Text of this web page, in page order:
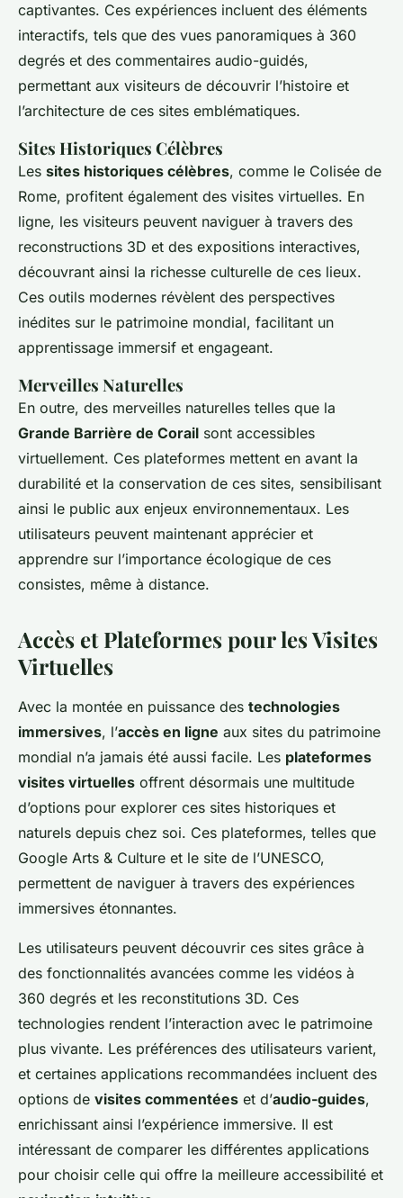
captivantes. Ces expériences incluent des éléments
interactifs, tels que des vues panoramiques à 360
degrés et des commentaires audio-guidés,
permettant aux visiteurs de découvrir l’histoire et
l’architecture de ces sites emblématiques.
Sites Historiques Célèbres
Les sites historiques célèbres, comme le Colisée de
Rome, profitent également des visites virtuelles. En
ligne, les visiteurs peuvent naviguer à travers des
reconstructions 3D et des expositions interactives,
découvrant ainsi la richesse culturelle de ces lieux.
Ces outils modernes révèlent des perspectives
inédites sur le patrimoine mondial, facilitant un
apprentissage immersif et engageant.
Merveilles Naturelles
En outre, des merveilles naturelles telles que la
Grande Barrière de Corail sont accessibles
virtuellement. Ces plateformes mettent en avant la
durabilité et la conservation de ces sites, sensibilisant
ainsi le public aux enjeux environnementaux. Les
utilisateurs peuvent maintenant apprécier et
apprendre sur l’importance écologique de ces
consistes, même à distance.
Accès et Plateformes pour les Visites
Virtuelles
Avec la montée en puissance des technologies
immersives, l’accès en ligne aux sites du patrimoine
mondial n’a jamais été aussi facile. Les plateformes
visites virtuelles offrent désormais une multitude
d’options pour explorer ces sites historiques et
naturels depuis chez soi. Ces plateformes, telles que
Google Arts & Culture et le site de l’UNESCO,
permettent de naviguer à travers des expériences
immersives étonnantes.
Les utilisateurs peuvent découvrir ces sites grâce à
des fonctionnalités avancées comme les vidéos à
360 degrés et les reconstitutions 3D. Ces
technologies rendent l’interaction avec le patrimoine
plus vivante. Les préférences des utilisateurs varient,
et certaines applications recommandées incluent des
options de visites commentées et d’audio-guides,
enrichissant ainsi l’expérience immersive. Il est
intéressant de comparer les différentes applications
pour choisir celle qui offre la meilleure accessibilité et